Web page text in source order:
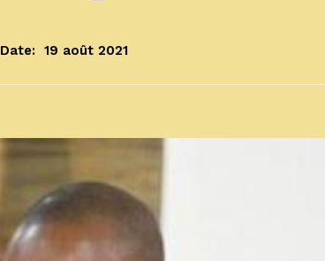
Date: 19 août 2021